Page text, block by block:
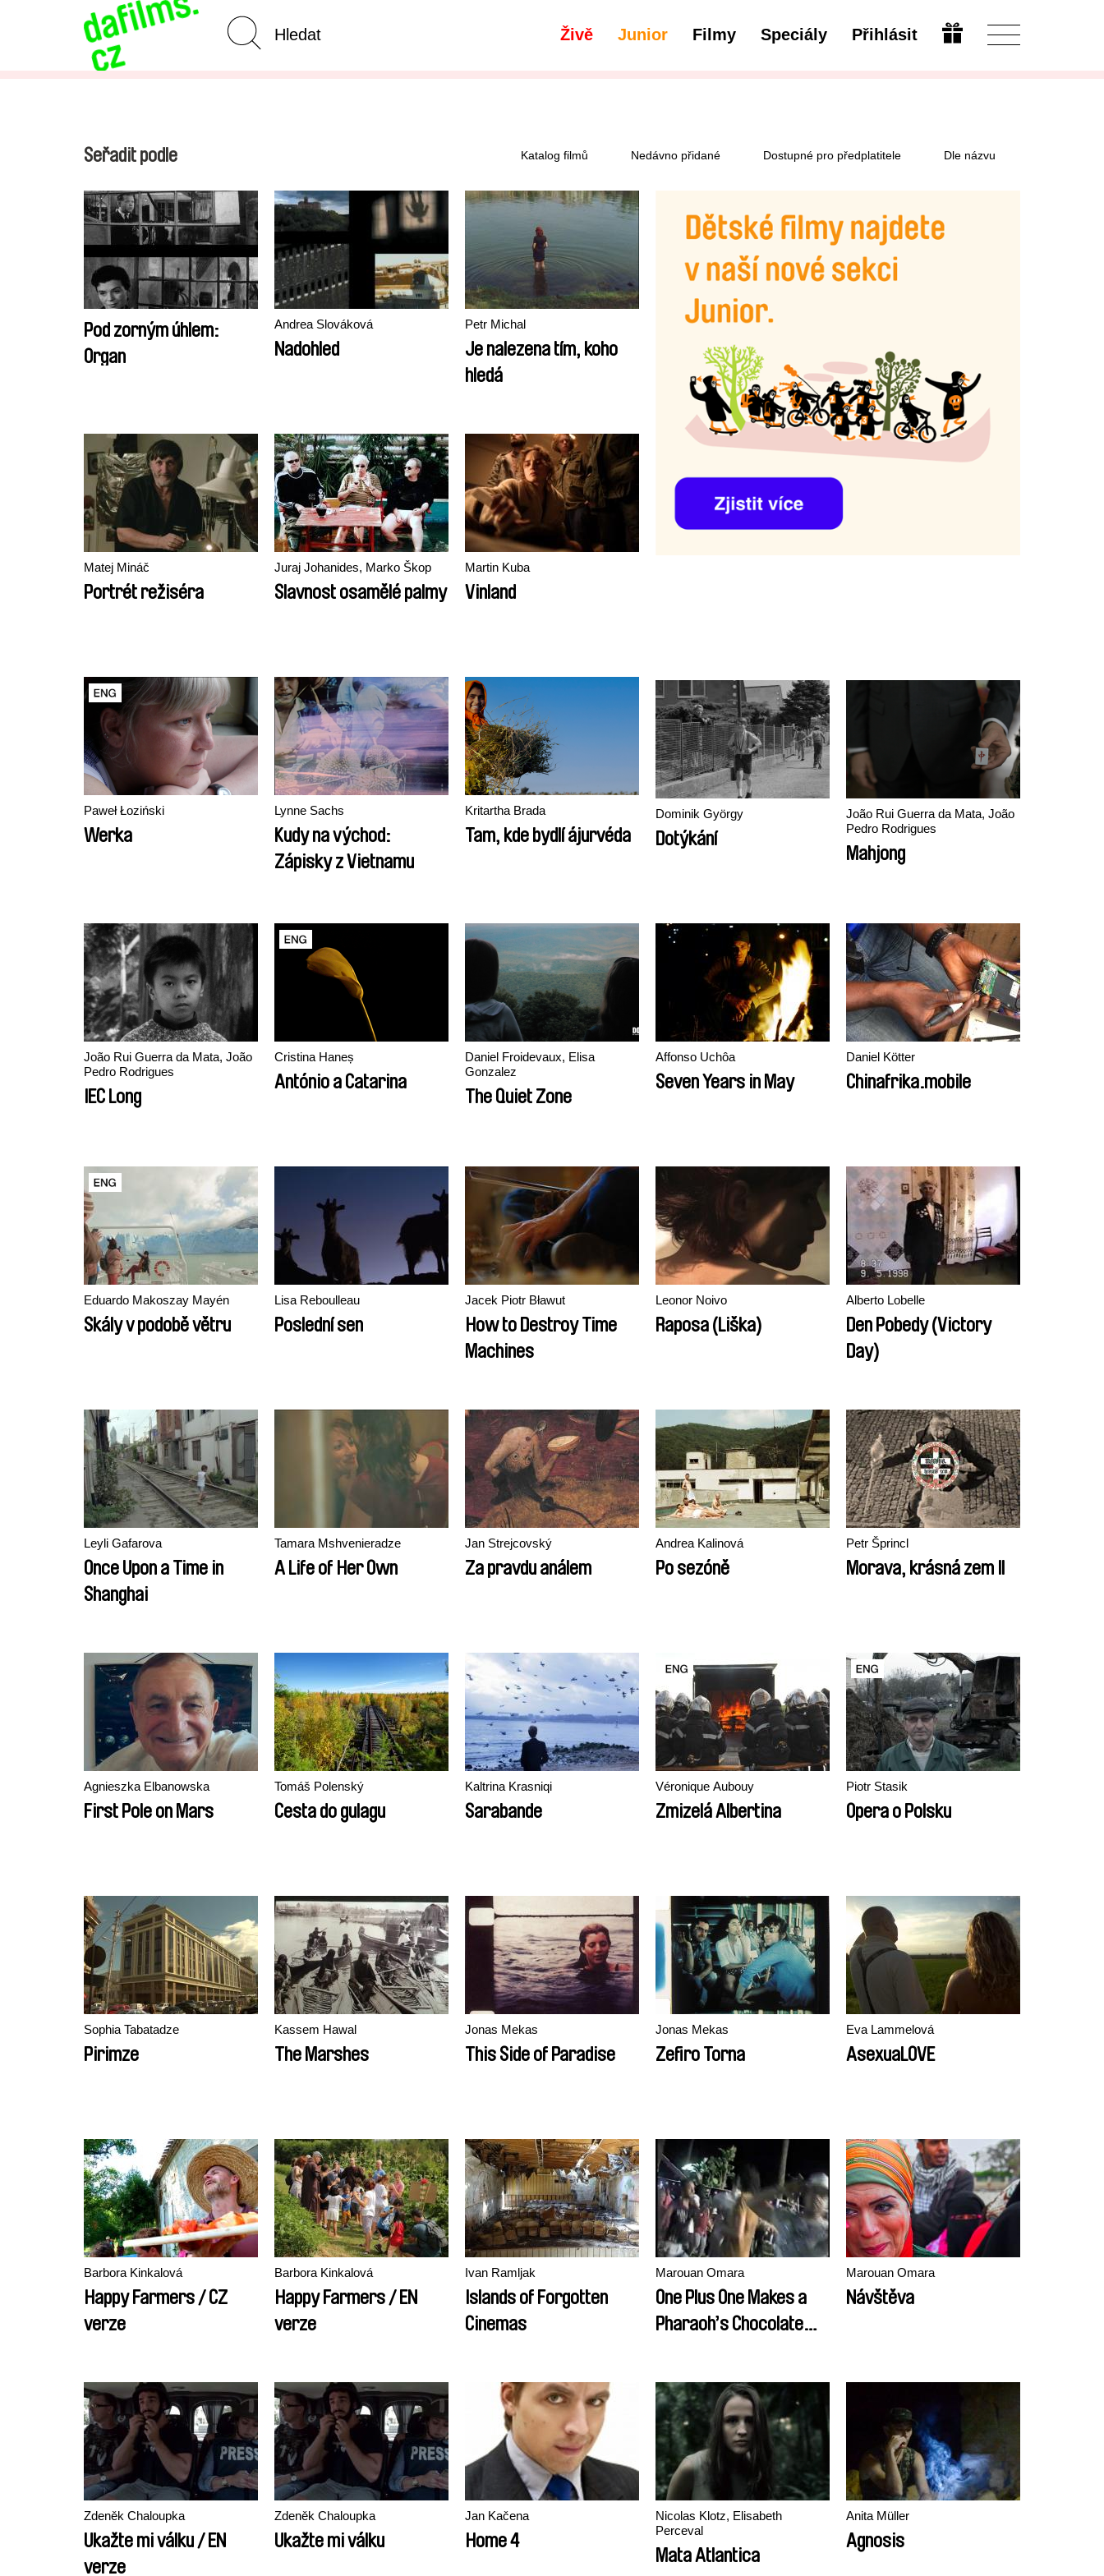
Živě Junior Filmy Speciály Přihlásit
Pokročilé vyhledávání Upravit
Seřadit podle Katalog filmů Nedávno přidané Dostupné pro předplatitele Dle názvu
Pod zorným úhlem:
Organ
Andrea Slováková
Nadohled
Petr Michal
Je nalezena tím, koho
hledá
Matej Mináč
Portrét režiséra
Juraj Johanides, Marko Škop
Slavnost osamělé palmy
Martin Kuba
Vinland
Paweł Łoziński
Werka
Lynne Sachs
Kudy na východ:
Zápisky z Vietnamu
Kritartha Brada
Tam, kde bydlí ájurvéda
Dominik György
Dotýkání
João Rui Guerra da Mata, João
Pedro Rodrigues
Mahjong
João Rui Guerra da Mata, João
Pedro Rodrigues
IEC Long
Cristina Haneș
António a Catarina
Daniel Froidevaux, Elisa
Gonzalez
The Quiet Zone
Affonso Uchôa
Seven Years in May
Daniel Kötter
Chinafrika.mobile
Eduardo Makoszay Mayén
Skály v podobě větru
Lisa Reboulleau
Poslední sen
Jacek Piotr Bławut
How to Destroy Time
Machines
Leonor Noivo
Raposa (Liška)
Alberto Lobelle
Den Pobedy (Victory
Day)
Leyli Gafarova
Once Upon a Time in
Shanghai
Tamara Mshvenieradze
A Life of Her Own
Jan Strejcovský
Za pravdu análem
Andrea Kalinová
Po sezóně
Petr Šprincl
Morava, krásná zem II
Agnieszka Elbanowska
First Pole on Mars
Tomáš Polenský
Cesta do gulagu
Kaltrina Krasniqi
Sarabande
Véronique Aubouy
Zmizelá Albertina
Piotr Stasik
Opera o Polsku
Sophia Tabatadze
Pirimze
Kassem Hawal
The Marshes
Jonas Mekas
This Side of Paradise
Jonas Mekas
Zefiro Torna
Eva Lammelová
AsexuaLOVE
Barbora Kinkalová
Happy Farmers / CZ
verze
Barbora Kinkalová
Happy Farmers / EN
verze
Ivan Ramljak
Islands of Forgotten
Cinemas
Marouan Omara
One Plus One Makes a
Pharaoh’s Chocolate
Marouan Omara
Návštěva
Zdeněk Chaloupka
Ukažte mi válku / EN
verze
Zdeněk Chaloupka
Ukažte mi válku
Jan Kačena
Home 4
Nicolas Klotz, Elisabeth
Perceval
Mata Atlantica
Anita Müller
Agnosis